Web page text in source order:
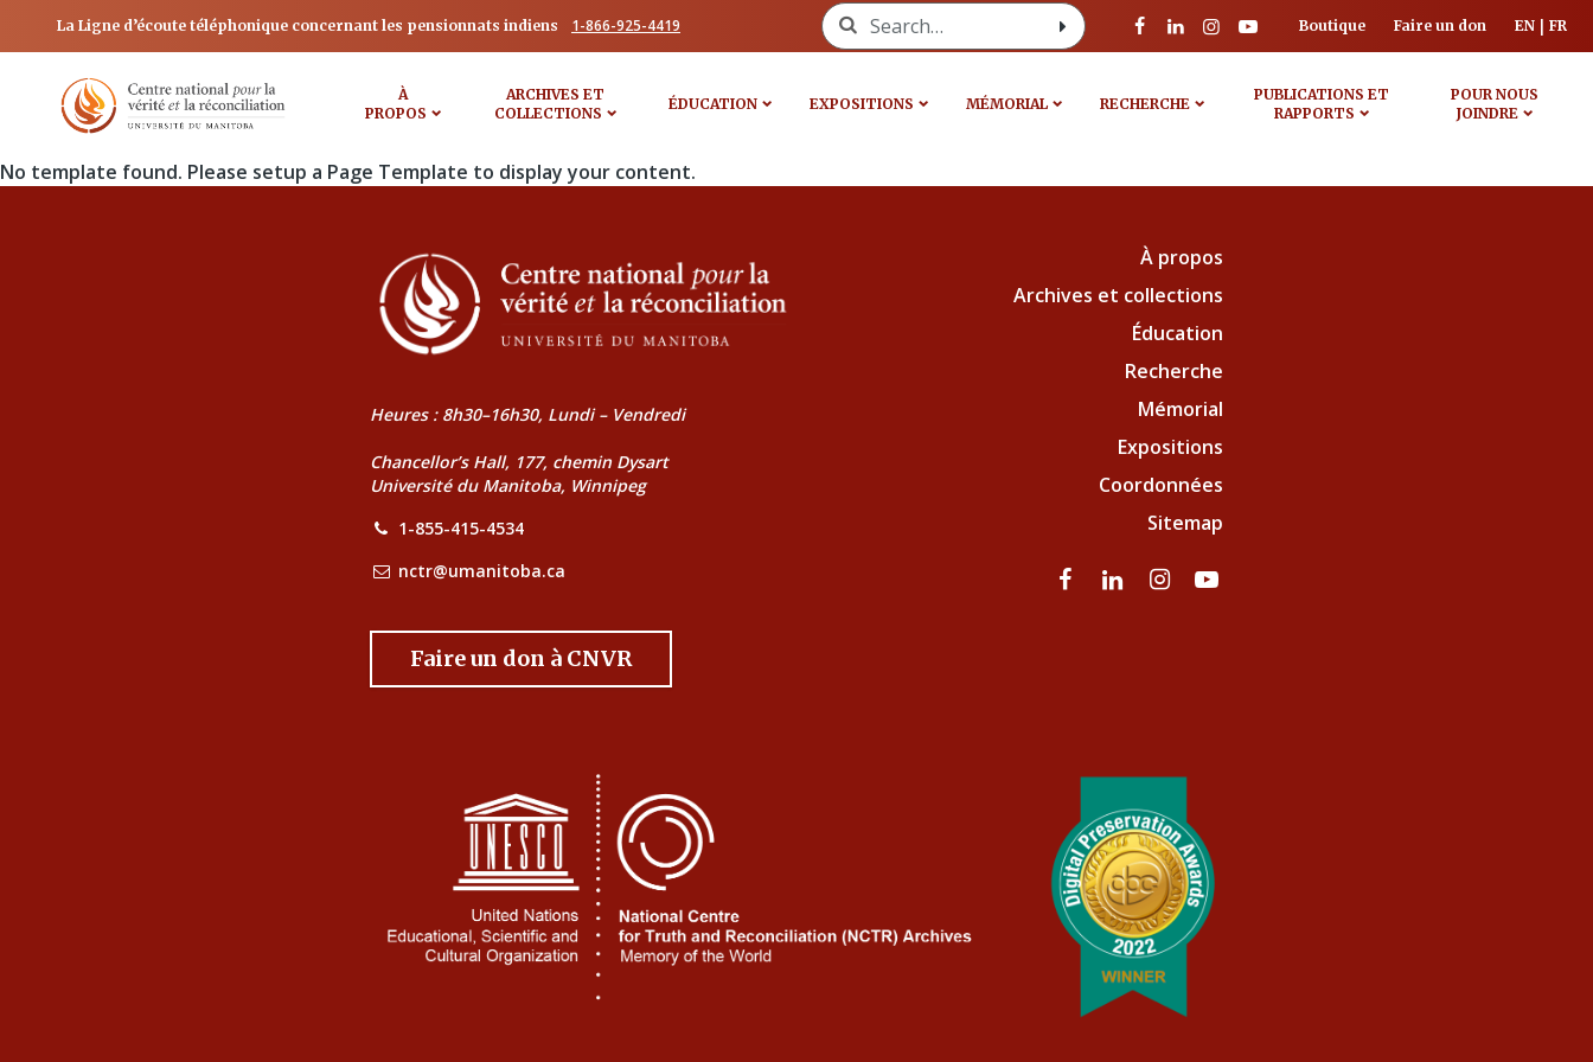
La Ligne d’écoute téléphonique concernant les pensionnats indiens 1-866-925-4419 Search for: Boutique Faire un don EN FR
À
PROPOS
ARCHIVES ET
COLLECTIONS
ÉDUCATION EXPOSITIONS MÉMORIAL RECHERCHE
PUBLICATIONS ET
RAPPORTS
POUR NOUS
JOINDRE
No template found. Please setup a Page Template to display your content.
Heures : 8h30–16h30, Lundi – Vendredi
Chancellor’s Hall, 177, chemin Dysart
Université du Manitoba, Winnipeg
1-855-415-4534
nctr@umanitoba.ca
Faire un don à CNVR
À propos
Archives et collections
Éducation
Recherche
Mémorial
Expositions
Coordonnées
Sitemap